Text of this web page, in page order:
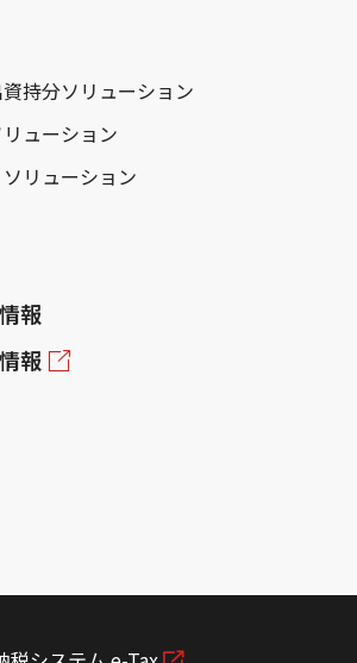
持分ソリューション
ューション
リューション
報
報